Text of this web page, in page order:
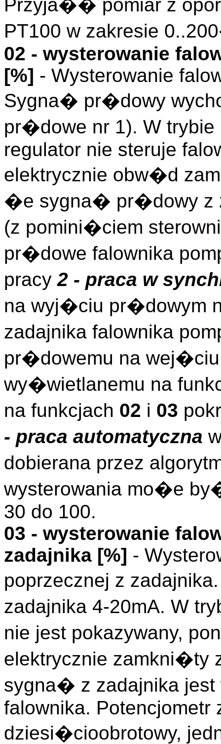
Przyja�� pomiar z
PT100 w zakresie
02 - wysterowanie
[%] - Wysterowanie
Sygna� pr�dowy
pr�dowe nr 1). W
regulator nie steruje
elektrycznie obw�d
�e sygna� pr�dowy z
(z pomini�ciem
pr�dowe falownika
pracy2 - praca w
na wyj�ciu pr�dowym
zadajnika falownika
pr�dowemu na wej�ciu
wy�wietlanemu na
na funkcjach 02 i 03
- praca automatyczna
dobierana przez
wysterowania mo�e
30 do 100.
03 - wysterowanie
zadajnika [%] -
poprzecznej z
zadajnika 4-20mA. W
nie jest pokazywany,
elektrycznie zamkni�ty
sygna� z zadajnika
falownika. Potencjometr
dziesi�cioobrotowy,